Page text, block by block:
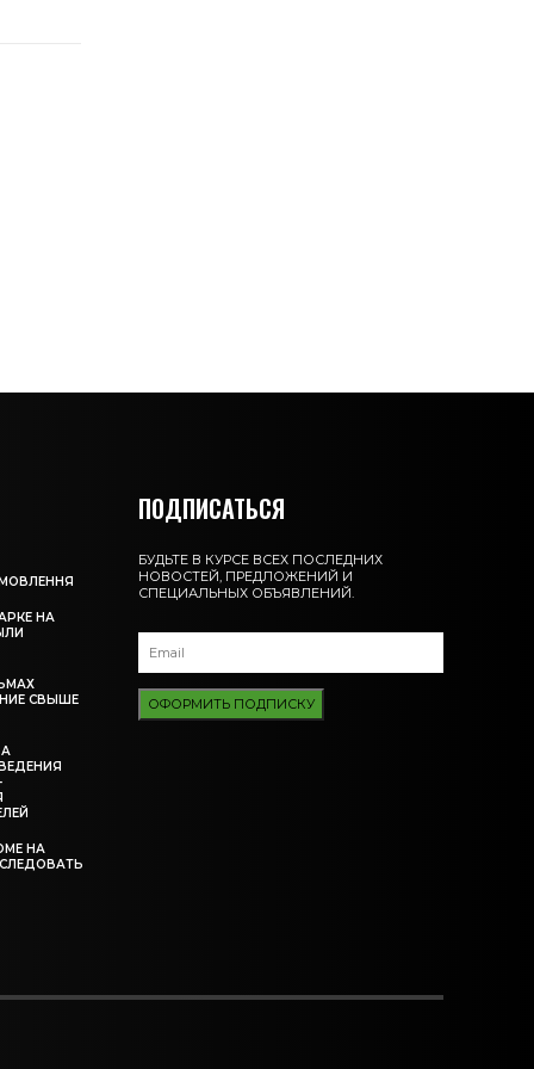
НА
СВЫШЕ
НА
ПОДПИСАТЬСЯ
БУДЬТЕ В КУРСЕ ВСЕХ ПОСЛЕДНИХ
НОВОСТЕЙ, ПРЕДЛОЖЕНИЙ И
СПЕЦИАЛЬНЫХ ОБЪЯВЛЕНИЙ.
ОФОРМИТЬ ПОДПИСКУ